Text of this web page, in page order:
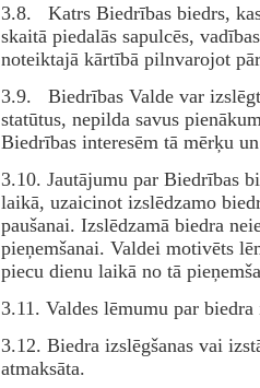
3.8. Katrs Biedrības biedrs,
skaitā piedalās sapulcēs,
noteiktajā kārtībā pilnvarojot
3.9. Biedrības Valde var
statūtus, nepilda savus
Biedrības interesēm tā mērķu
3.10. Jautājumu par Biedrības
laikā, uzaicinot izslēdzamo
paušanai. Izslēdzamā biedra
pieņemšanai. Valdei motivēts
piecu dienu laikā no tā
3.11. Valdes lēmumu par
3.12. Biedra izslēgšanas vai
atmaksāta.